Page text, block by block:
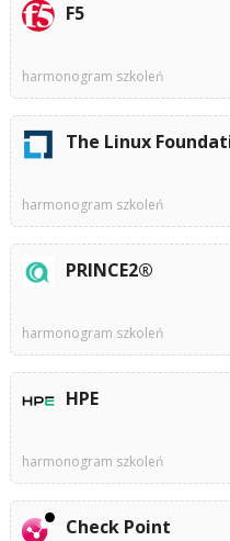
F5
harmonogram szkoleń
The Linux
harmonogram szkoleń
PRINCE2®
harmonogram szkoleń
HPE
harmonogram szkoleń
Check Point